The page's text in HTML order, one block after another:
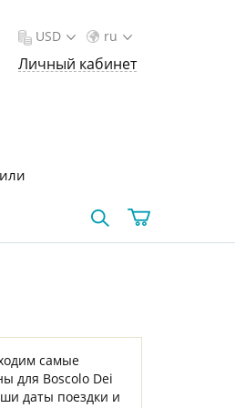
ru
USD
Личный кабинет
самые
для Boscolo Dei
даты поездки и